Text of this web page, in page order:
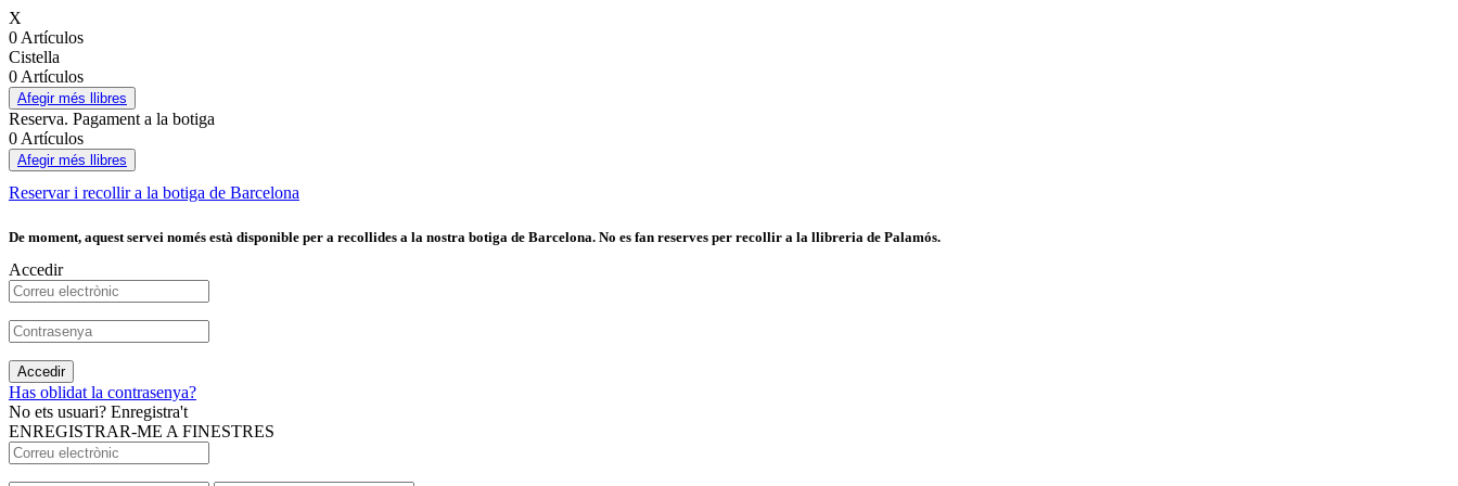
X
0 Artículos
Cistella
0 Artículos
Afegir més llibres
Reserva. Pagament a la botiga
0 Artículos
Afegir més llibres
Reservar i recollir a la botiga de Barcelona
De moment, aquest servei només està disponible per a recollides a la nostra botiga de Barcelona. No es fan reserves per recollir a la llibreria de Palamós.
Accedir
Accedir
Has oblidat la contrasenya?
No ets usuari? Enregistra't
ENREGISTRAR-ME A FINESTRES